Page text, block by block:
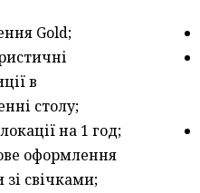
Gold;
в
столу;
на 1 год;
оформлення
свічками;